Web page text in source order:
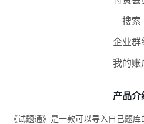
搜索
企业群
我的账
产品介
《试题通》是一款可以导入自己题